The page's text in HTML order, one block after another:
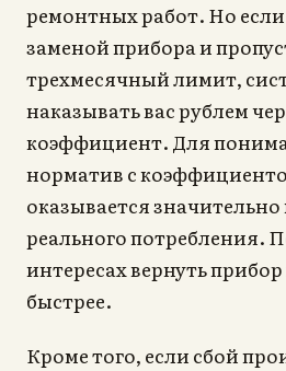
ремонтных работ. Но если
заменой прибора и
трехмесячный лимит,
наказывать вас рублем
коэффициент. Для
норматив с
оказывается
реального потребления.
интересах вернуть
быстрее.
Кроме того, если сбой